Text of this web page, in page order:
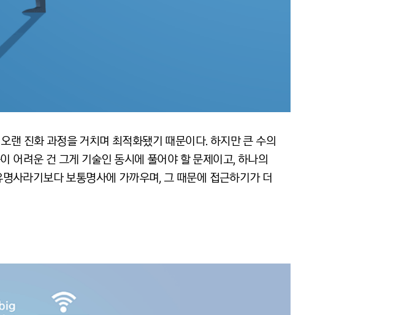
랜 진화 과정을 거치며 최적화됐기 때문이다. 하지만 큰 수의
어려운 건 그게 기술인 동시에 풀어야 할 문제이고, 하나의
사라기보다 보통명사에 가까우며, 그 때문에 접근하기가 더